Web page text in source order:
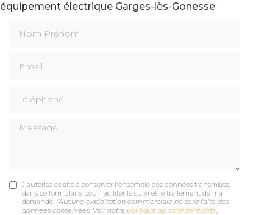
équipement électrique Garges-lès-Gonesse
Message
J'autorise ce site à conserver l'ensemble des données transmises
dans ce formulaire pour faciliter le suivi et le traitement de ma
demande. (Aucune exploitation commerciale ne sera faite des
données conservées. Voir notre politique de confidentialité )